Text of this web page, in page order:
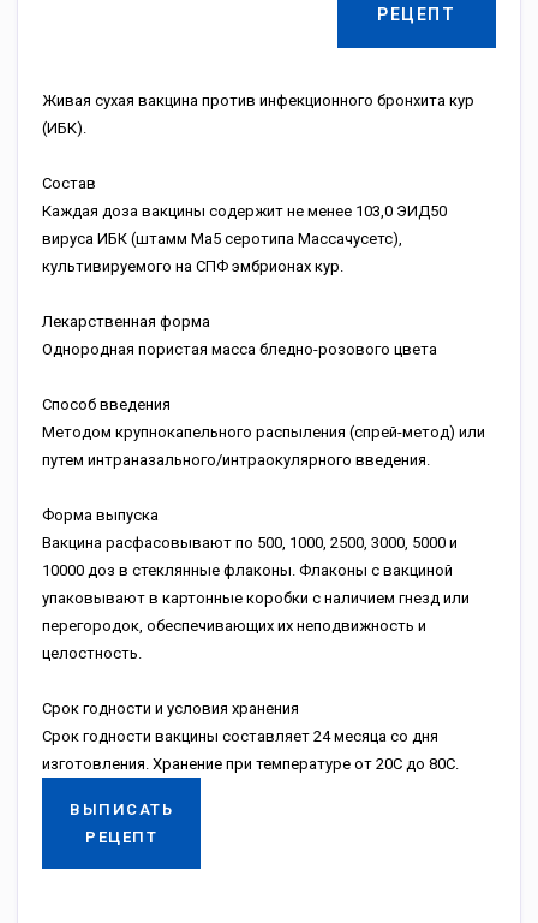
РЕЦЕПТ
Живая сухая вакцина против инфекционного бронхита кур
(ИБК).
Состав
Каждая доза вакцины содержит не менее 103,0 ЭИД50
вируса ИБК (штамм Ма5 серотипа Массачусетс),
культивируемого на СПФ эмбрионах кур.
Лекарственная форма
Однородная пористая масса бледно-розового цвета
Способ введения
Методом крупнокапельного распыления (спрей-метод) или
путем интраназального/интраокулярного введения.
Форма выпуска
Вакцина расфасовывают по 500, 1000, 2500, 3000, 5000 и
10000 доз в стеклянные флаконы. Флаконы с вакциной
упаковывают в картонные коробки с наличием гнезд или
перегородок, обеспечивающих их неподвижность и
целостность.
Срок годности и условия хранения
Срок годности вакцины составляет 24 месяца со дня
изготовления. Хранение при температуре от 20С до 80С.
ВЫПИСАТЬ
РЕЦЕПТ